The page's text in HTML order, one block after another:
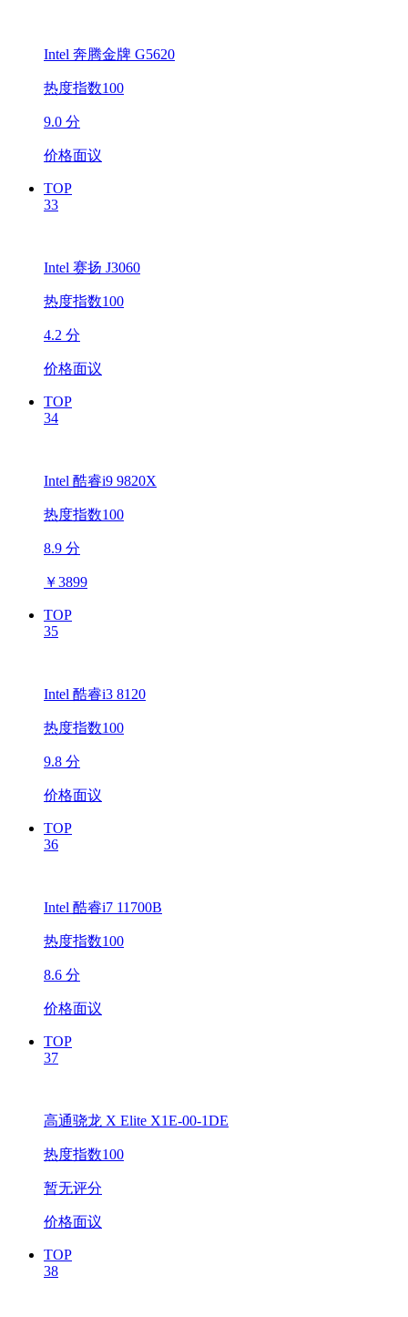
Intel 奔腾金牌 G5620
热度指数100
9.0 分
价格面议
TOP
33
Intel 赛扬 J3060
热度指数100
4.2 分
价格面议
TOP
34
Intel 酷睿i9 9820X
热度指数100
8.9 分
￥3899
TOP
35
Intel 酷睿i3 8120
热度指数100
9.8 分
价格面议
TOP
36
Intel 酷睿i7 11700B
热度指数100
8.6 分
价格面议
TOP
37
高通骁龙 X Elite X1E-00-1DE
热度指数100
暂无评分
价格面议
TOP
38